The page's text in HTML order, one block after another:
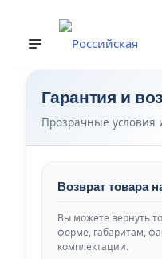
Гарантия и
Прозрачные условия
Возврат товара
Вы можете вернуть
форме, габаритам,
комплектации.